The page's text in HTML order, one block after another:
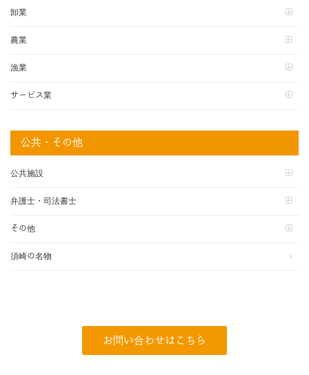
卸業
農業
漁業
サービス業
公共・その他
公共施設
弁護士・司法書士
その他
須崎の名物
お問い合わせはこちら